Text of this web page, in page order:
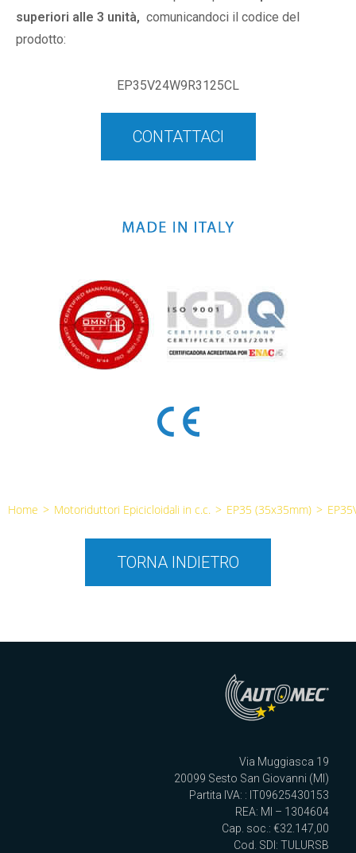
superiori alle 3 unità, comunicandoci il codice del
prodotto:
EP35V24W9R3125CL
CONTATTACI
Home > Motoriduttori Epicicloidali in c.c. > EP35 (35x35mm) >
TORNA INDIETRO
Via Muggiasca 19
20099 Sesto San Giovanni (MI)
Partita IVA: : IT09625430153
REA: MI – 1304604
Cap. soc.: €32.147,00
Cod. SDI: TULURSB